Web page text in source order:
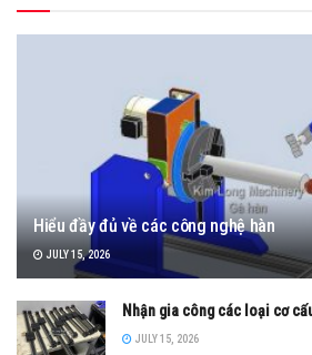
Hiểu đầy đủ về các công nghệ hàn
JULY 15, 2026
Nhận gia công các loại cơ
JULY 15, 2026